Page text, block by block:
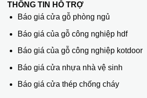
THÔNG TIN HỖ TRỢ
Báo giá cửa gỗ phòng ngủ
Báo giá của gỗ công nghiệp hdf
Báo giá của gỗ công nghiệp kotdoor
Báo giá cửa nhựa nhà vệ sinh
Báo giá cửa thép chống cháy